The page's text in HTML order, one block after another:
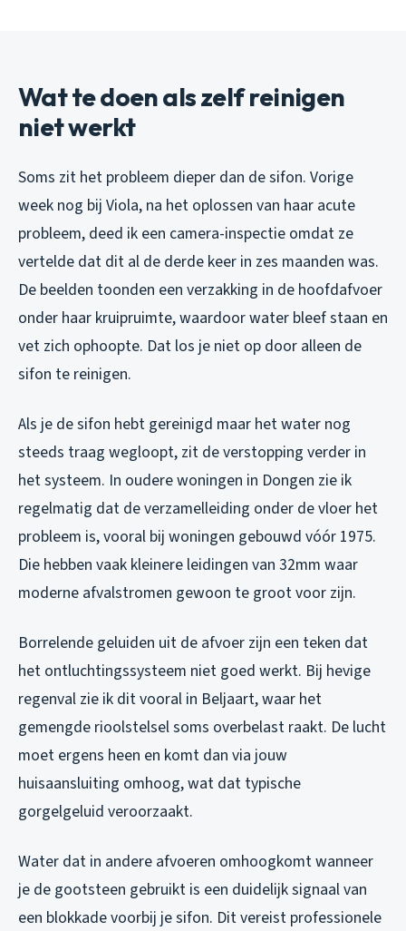
Wat te doen als zelf reinigen
niet werkt
Soms zit het probleem dieper dan de sifon. Vorige
week nog bij Viola, na het oplossen van haar acute
probleem, deed ik een camera-inspectie omdat ze
vertelde dat dit al de derde keer in zes maanden was.
De beelden toonden een verzakking in de hoofdafvoer
onder haar kruipruimte, waardoor water bleef staan en
vet zich ophoopte. Dat los je niet op door alleen de
sifon te reinigen.
Als je de sifon hebt gereinigd maar het water nog
steeds traag wegloopt, zit de verstopping verder in
het systeem. In oudere woningen in Dongen zie ik
regelmatig dat de verzamelleiding onder de vloer het
probleem is, vooral bij woningen gebouwd vóór 1975.
Die hebben vaak kleinere leidingen van 32mm waar
moderne afvalstromen gewoon te groot voor zijn.
Borrelende geluiden uit de afvoer zijn een teken dat
het ontluchtingssysteem niet goed werkt. Bij hevige
regenval zie ik dit vooral in Beljaart, waar het
gemengde rioolstelsel soms overbelast raakt. De lucht
moet ergens heen en komt dan via jouw
huisaansluiting omhoog, wat dat typische
gorgelgeluid veroorzaakt.
Water dat in andere afvoeren omhoogkomt wanneer
je de gootsteen gebruikt is een duidelijk signaal van
een blokkade voorbij je sifon. Dit vereist professionele